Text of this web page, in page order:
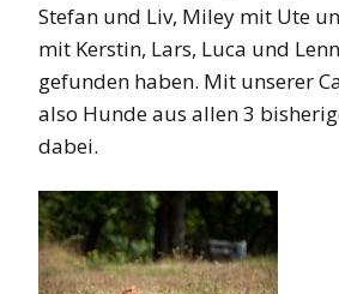
Stefan und Liv, Miley mit Ute
mit Kerstin, Lars, Luca und
gefunden haben. Mit unserer
also Hunde aus allen 3
dabei.